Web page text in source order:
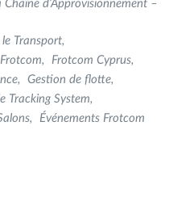
d’Approvisionnement –
Transport
Frotcom
Frotcom Cyprus
Gestion de flotte
Tracking System
Événements Frotcom